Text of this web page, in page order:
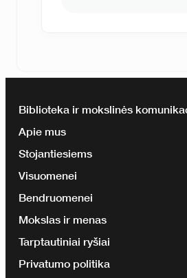
Biblioteka ir mokslinės
Apie mus
Stojantiesiems
Visuomenei
Bendruomenei
Mokslas ir menas
Tarptautiniai ryšiai
Privatumo politika